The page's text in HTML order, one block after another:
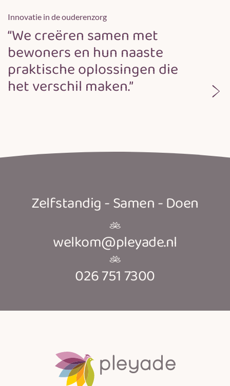
“We creëren samen met
bewoners en hun naaste
praktische oplossingen die
het verschil maken.”
Innovatie in de ouderenzorg
Zelfstandig - Samen - Doen
welkom@pleyade.nl
026 751 7300